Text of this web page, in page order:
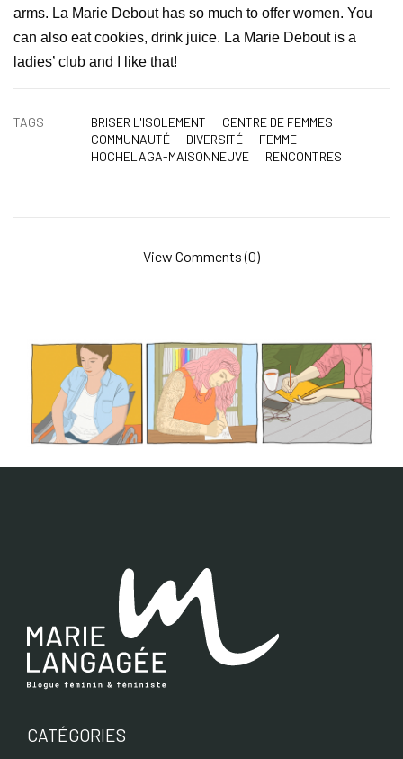
arms. La Marie Debout has so much to offer women. You
can also eat cookies, drink juice. La Marie Debout is a
ladies’ club and I like that!
TAGS BRISER L'ISOLEMENT
CENTRE DE FEMMES
COMMUNAUTÉ
DIVERSITÉ
FEMME
HOCHELAGA-MAISONNEUVE
RENCONTRES
View Comments (0)
CATÉGORIES